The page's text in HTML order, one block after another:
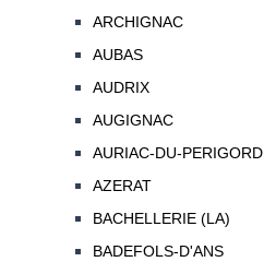
ARCHIGNAC
AUBAS
AUDRIX
AUGIGNAC
AURIAC-DU-PERIGORD
AZERAT
BACHELLERIE (LA)
BADEFOLS-D'ANS